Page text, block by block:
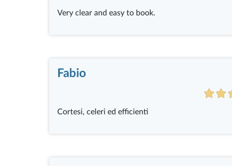
Very clear and easy to book.
Fabio
Cortesi, celeri ed efficienti